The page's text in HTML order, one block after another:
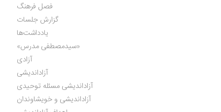
فصل فرهنگ
گزارش جلسات
یادداشت‌ها
«سیدمصطفی مدرس»
آزادی
آزاداندیشی
آزاداندیشی مسئله توحیدی
آزاداندیشی و خویشاوندان